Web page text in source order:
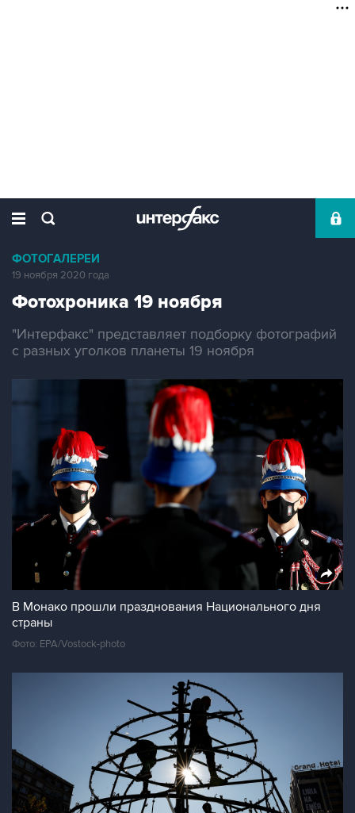
ФОТОГАЛЕРЕИ
19 ноября 2020 года
Фотохроника 19 ноября
"Интерфакс" представляет подборку фотографий
с разных уголков планеты 19 ноября
В Монако прошли празднования Национального дня
страны
Фото: EPA/Vostock-photo